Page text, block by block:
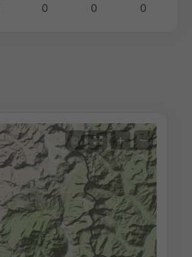
0 0 0
© + −